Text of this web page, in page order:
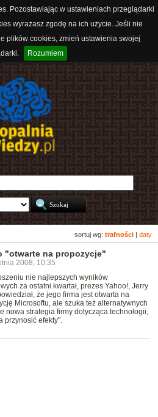
Pozostawiając w ustawieniach przeglądarki
wyrażasz zgodę na ich użycie. Jeśli nie
plików cookies, zmień ustawienia swojej
Rozumiem
sortuj wg: trafności daty
"otwarte na propozycje"
2008, 10:35
nie najlepszych wyników
za ostatni kwartał, prezes Yahoo!, Jerry
że jego firma jest otwarta na
Microsoftu, ale szuka też alternatywnych
nowa strategia firmy dotycząca technologii,
przynosić efekty".